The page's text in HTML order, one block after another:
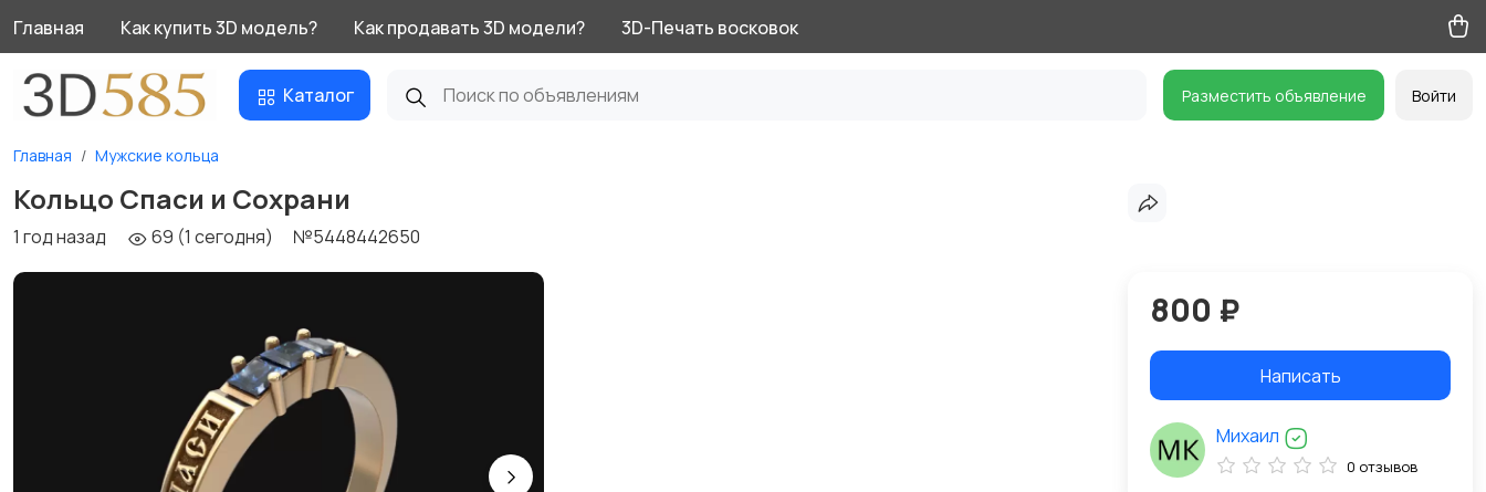
Главная Как купить 3D модель? Как продавать 3D модели? 3D-Печать восковок
Каталог Разместить объявление Войти
Главная Мужские кольца
Кольцо Спаси и Сохрани
1 год назад 69 (1 сегодня) №5448442650
800 ₽
Написать
Михаил
0 отзывов